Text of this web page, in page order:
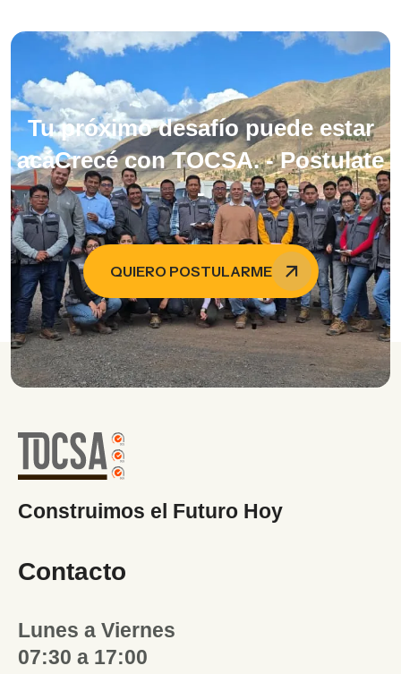
Tu próximo desafío puede estar
acáCrecé con TOCSA. - Postulate
-
QUIERO POSTULARME
Construimos el Futuro Hoy
Contacto
Lunes a Viernes
07:30 a 17:00